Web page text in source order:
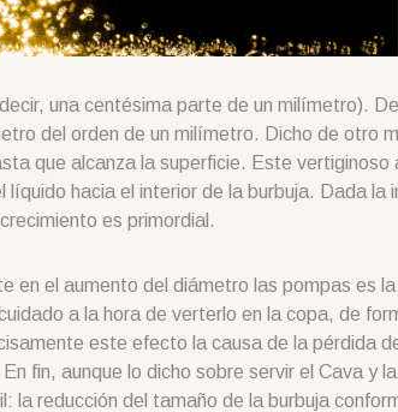
una centésima parte de un milímetro).
del orden de un milímetro. Dicho de otro
que alcanza la superficie. Este
líquido hacia el interior de la burbuja. Dada
es primordial.
en el aumento del diámetro las pompas es
a la hora de verterlo en la copa, de
este efecto la causa de la pérdida
fin, aunque lo dicho sobre servir el Cava y
la reducción del tamaño de la burbuja